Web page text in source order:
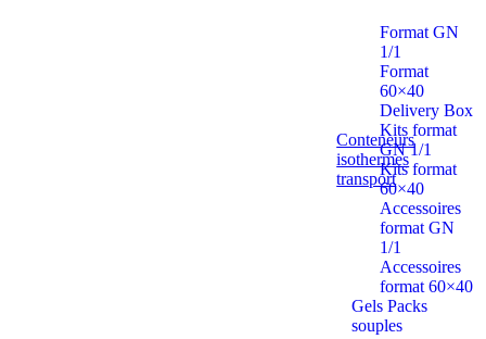
Conteneurs
isothermes
transport
Format GN
1/1
Format
60×40
Delivery Box
Kits format
GN 1/1
Kits format
60×40
Accessoires
format GN
1/1
Accessoires
format 60×40
Gels Packs
souples